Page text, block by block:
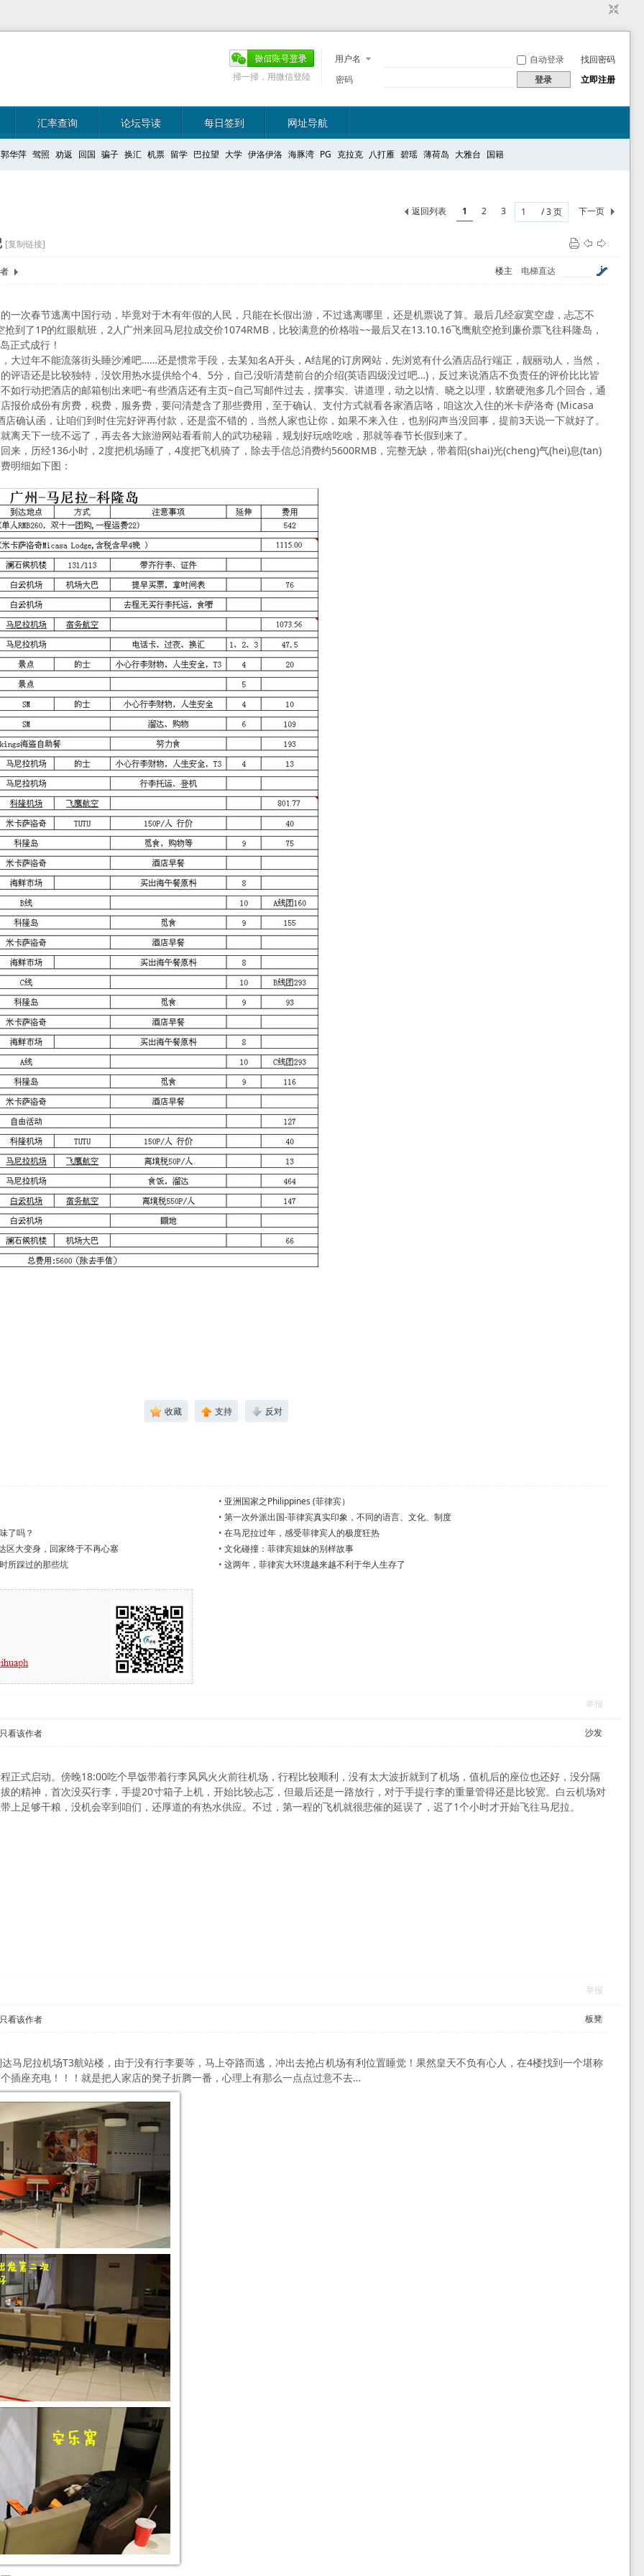
用户名 自动登录
找回密码
密码
登录 立即注册
掃一掃，用微信登陸
汇率查询 论坛导读 每日签到 网址导航
郭华萍 驾照 劝返 回国 骗子 换汇 机票 留学 巴拉望 大学 伊洛伊洛 海豚湾 PG 克拉克 八打雁 碧瑶 薄荷岛 大雅台 国籍
1 2 3 / 3 页 下一页
返回列表
[复制链接]
电梯直达
楼主
一次春节逃离中国行动，毕竟对于木有年假的人民，只能在长假出游，不过逃离哪里，还是机票说了算。最后几经寂寞空虚，忐忑不
到了1P的红眼航班，2人广州来回马尼拉成交价1074RMB，比较满意的价格啦~~最后又在13.10.16飞鹰航空抢到廉价票飞往科隆岛，
正式成行！
大过年不能流落街头睡沙滩吧……还是惯常手段，去某知名A开头，A结尾的订房网站，先浏览有什么酒店品行端正，靓丽动人，当然，
评语还是比较独特，没饮用热水提供给个4、5分，自己没听清楚前台的介绍(英语四级没过吧…)，反过来说酒店不负责任的评价比比皆
如行动把酒店的邮箱刨出来吧~有些酒店还有主页~自己写邮件过去，摆事实、讲道理，动之以情、晓之以理，软磨硬泡多几个回合，通
报价成份有房费，税费，服务费，要问清楚含了那些费用，至于确认、支付方式就看各家酒店咯，咱这次入住的米卡萨洛奇 (Micasa
确认函，让咱们到时住完好评再付款，还是蛮不错的，当然人家也让你，如果不来入住，也别闷声当没回事，提前3天说一下就好了。
离天下一统不远了，再去各大旅游网站看看前人的武功秘籍，规划好玩啥吃啥，那就等春节长假到来了。
来，历经136小时，2度把机场睡了，4度把飞机骑了，除去手信总消费约5600RMB，完整无缺，带着阳(shai)光(cheng)气(hei)息(tan)
明细如下图：
收藏 支持 反对
• 亚洲国家之Philippines (菲律宾）
•第一次外派出国-菲律宾真实印象，不同的语言、文化、制度
了吗？
•在马尼拉过年，感受菲律宾人的极度狂热
区大变身，回家终于不再心塞
•文化碰撞：菲律宾姐妹的别样故事
所踩过的那些坑
•这两年，菲律宾大环境越来越不利于华人生存了
举报
沙发
只看该作者
正式启动。傍晚18:00吃个早饭带着行李风风火火前往机场，行程比较顺利，没有太大波折就到了机场，值机后的座位也还好，没分隔
的精神，首次没买行李，手提20寸箱子上机，开始比较忐忑，但最后还是一路放行，对于手提行李的重量管得还是比较宽。白云机场对
上足够干粮，没机会宰到咱们，还厚道的有热水供应。不过，第一程的飞机就很悲催的延误了，迟了1个小时才开始飞往马尼拉。
举报
板凳
只看该作者
马尼拉机场T3航站楼，由于没有行李要等，马上夺路而逃，冲出去抢占机场有利位置睡觉！果然皇天不负有心人，在4楼找到一个堪称
插座充电！！！就是把人家店的凳子折腾一番，心理上有那么一点点过意不去…